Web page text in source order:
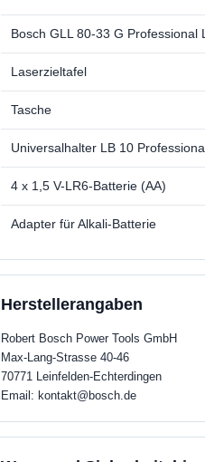
Bosch GLL 80-33 G Professional
Laserzieltafel
Tasche
Universalhalter LB 10
4 x 1,5 V-LR6-Batterie (AA)
Adapter für Alkali-Batterie
Herstellerangaben
Robert Bosch Power Tools GmbH
Max-Lang-Strasse 40-46
70771 Leinfelden-Echterdingen
Email: kontakt@bosch.de